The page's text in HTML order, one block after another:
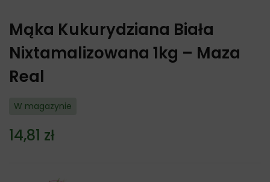
Mąka Kukurydziana Biała
Nixtamalizowana 1kg – Maza
Real
W magazynie
14,81 zł